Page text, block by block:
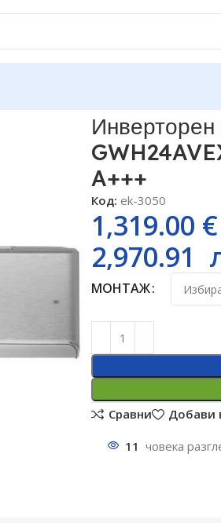
A+++
Код: ek-3050
1,319.00 €
2,970.91
МОНТАЖ
Сравни
Добави
11 човека